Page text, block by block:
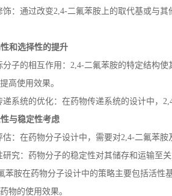
饰：通过改变2,4-二氟苯胺上的取代基或与其
和选择性的提升
分子的相互作用： 2,4-二氟苯胺的特定结构使
高使用效果。
递系统的优化：在药物传递系统的设计中，
与稳定性考虑
估：在药物分子设计中，需要对2,4-二氟苯胺
研究：药物分子的稳定性对其储存和运输至
苯胺在药物分子设计中的策略主要包括活性
物的使用效果。